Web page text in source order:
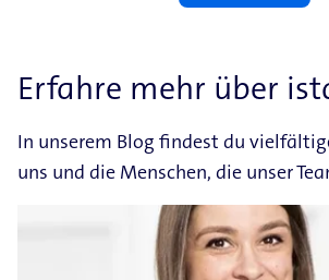
Erfahre mehr über
In unserem Blog findest du
uns und die Menschen, die unser